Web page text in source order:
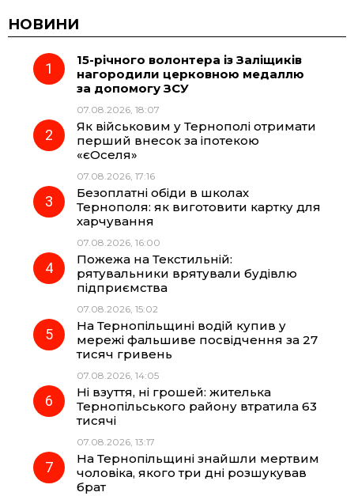
c
e
o
k
e
g
r
a
m
t
A
НОВИНИ
15-річного волонтера із Заліщиків
нагородили церковною медаллю
за допомогу ЗСУ
07.08.2026, 18:07
Як військовим у Тернополі отримати
перший внесок за іпотекою
«єОселя»
07.08.2026, 17:16
Безоплатні обіди в школах
Тернополя: як виготовити картку для
харчування
07.08.2026, 16:00
Пожежа на Текстильній:
рятувальники врятували будівлю
підприємства
07.08.2026, 15:02
На Тернопільщині водій купив у
мережі фальшиве посвідчення за 27
тисяч гривень
07.08.2026, 14:05
Ні взуття, ні грошей: жителька
Тернопільського району втратила 63
тисячі
07.08.2026, 13:17
На Тернопільщині знайшли мертвим
чоловіка, якого три дні розшукував
брат